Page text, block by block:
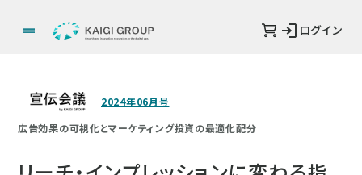
ログイン
2024年06月号
広告効果の可視化とマーケティング投資の最適化配分